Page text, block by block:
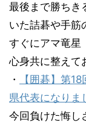
最後まで勝ちき
いた詰碁や手筋
すぐにアマ竜星
心身共に整えて
・
【囲碁】第
県代表になりま
今回負けた悔し